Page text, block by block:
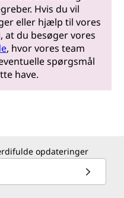
Hvis du vil
eller hjælp til vores
at du besøger vores
, hvor vores team
spørgsmål
have.
opdateringer